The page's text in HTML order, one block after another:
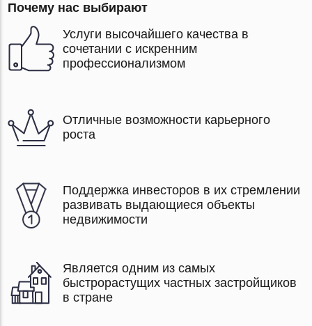
Почему нас выбирают
Услуги высочайшего качества в
сочетании с искренним
профессионализмом
Отличные возможности карьерного
роста
Поддержка инвесторов в их стремлении
развивать выдающиеся объекты
недвижимости
Является одним из самых
быстрорастущих частных застройщиков
в стране